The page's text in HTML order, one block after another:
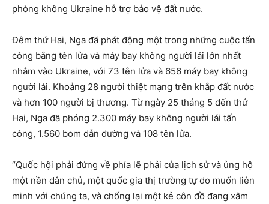
phòng không Ukraine hỗ trợ bảo vệ đất nước.
Đêm thứ Hai, Nga đã phát động một trong những cuộc tấn
công bằng tên lửa và máy bay không người lái lớn nhất
nhằm vào Ukraine, với 73 tên lửa và 656 máy bay không
người lái. Khoảng 28 người thiệt mạng trên khắp đất nước
và hơn 100 người bị thương. Từ ngày 25 tháng 5 đến thứ
Hai, Nga đã phóng 2.300 máy bay không người lái tấn
công, 1.560 bom dẫn đường và 108 tên lửa.
“Quốc hội phải đứng về phía lẽ phải của lịch sử và ủng hộ
một nền dân chủ, một quốc gia thị trường tự do muốn liên
minh với chúng ta, và chống lại một kẻ côn đồ đang xâm